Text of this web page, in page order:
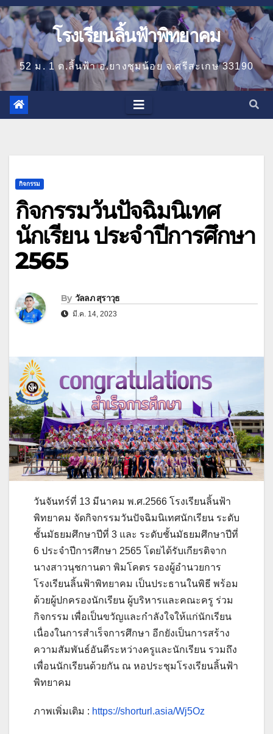
โรงเรียนลิ้นฟ้าพิทยาคม
52 ม. 1 ต.ลิ้นฟ้า อ.ยางชุมน้อย จ.ศรีสะเกษ 33190
กิจกรรม
กิจกรรมวันปัจฉิมนิเทศ
นักเรียน ประจำปีการศึกษา
2565
By วัลลภ สุราวุธ
มี.ค. 14, 2023
วันจันทร์ที่ 13 มีนาคม พ.ศ.2566 โรงเรียนลิ้นฟ้า
พิทยาคม จัดกิจกรรมวันปัจฉิมนิเทศนักเรียน ระดับ
ชั้นมัธยมศึกษาปีที่ 3 และ ระดับชั้นมัธยมศึกษาปีที่
6 ประจำปีการศึกษา 2565 โดยได้รับเกียรติจาก
นางสาวนุชกานดา พิมโคตร รองผู้อำนวยการ
โรงเรียนลิ้นฟ้าพิทยาคม เป็นประธานในพิธี พร้อม
ด้วยผู้ปกครองนักเรียน ผู้บริหารและคณะครู ร่วม
กิจกรรม เพื่อเป็นขวัญและกำลังใจให้แก่นักเรียน
เนื่องในการสำเร็จการศึกษา อีกยังเป็นการสร้าง
ความสัมพันธ์อันดีระหว่างครูและนักเรียน รวมถึง
เพื่อนนักเรียนด้วยกัน ณ หอประชุมโรงเรียนลิ้นฟ้า
พิทยาคม
ภาพเพิ่มเติม : https://shorturl.asia/Wj5Oz